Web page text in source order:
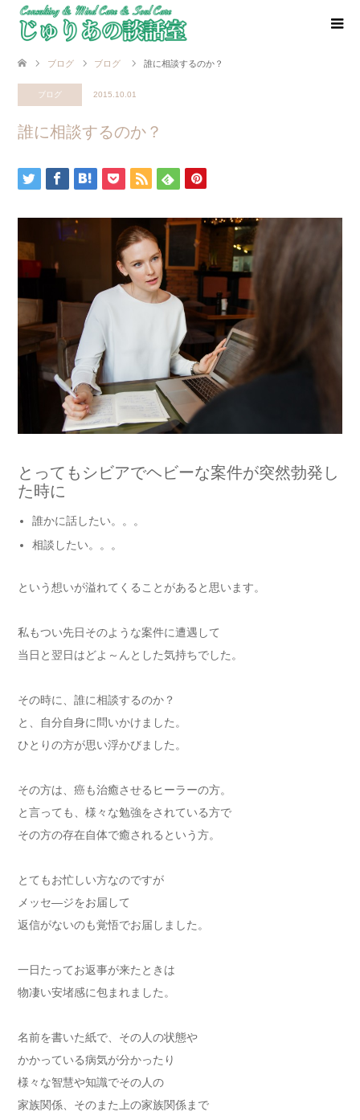
ブログ ブログ 誰に相談するのか？
ブログ 2015.10.01
誰に相談するのか？
とってもシビアでヘビーな案件が突然勃発し
た時に
誰かに話したい。。。
相談したい。。。
という想いが溢れてくることがあると思います。
私もつい先日そのような案件に遭遇して
当日と翌日はどよ～んとした気持ちでした。
その時に、誰に相談するのか？
と、自分自身に問いかけました。
ひとりの方が思い浮かびました。
その方は、癌も治癒させるヒーラーの方。
と言っても、様々な勉強をされている方で
その方の存在自体で癒されるという方。
とてもお忙しい方なのですが
メッセ―ジをお届して
返信がないのも覚悟でお届しました。
一日たってお返事が来たときは
物凄い安堵感に包まれました。
名前を書いた紙で、その人の状態や
かかっている病気が分かったり
様々な智慧や知識でその人の
家族関係、そのまた上の家族関係まで